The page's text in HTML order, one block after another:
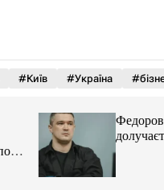
#Київ #Україна
Федоров